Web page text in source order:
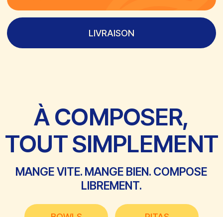
LIVRAISON HASSIB F
J’ai pris un
l’artichaut, du
d’aubergines.
étaient frais et
savoureuse. Je
dessert j’ai
SYLVAIN SERAFINI
un déjeuner rapide et healthy à Nice.
On commande au comptoir, on
récupère son plateau avec le vibreur
et on profite d’un repas frais et
copieux. Les bowls sont généreux,
gourmand.